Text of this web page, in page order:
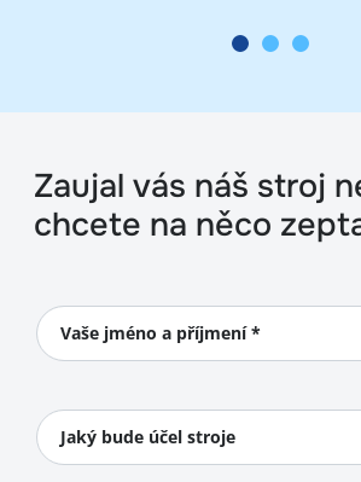
Zaujal vás náš stroj
chcete na něco
Vaše jméno a příjmení *
Jaký bude účel stroje